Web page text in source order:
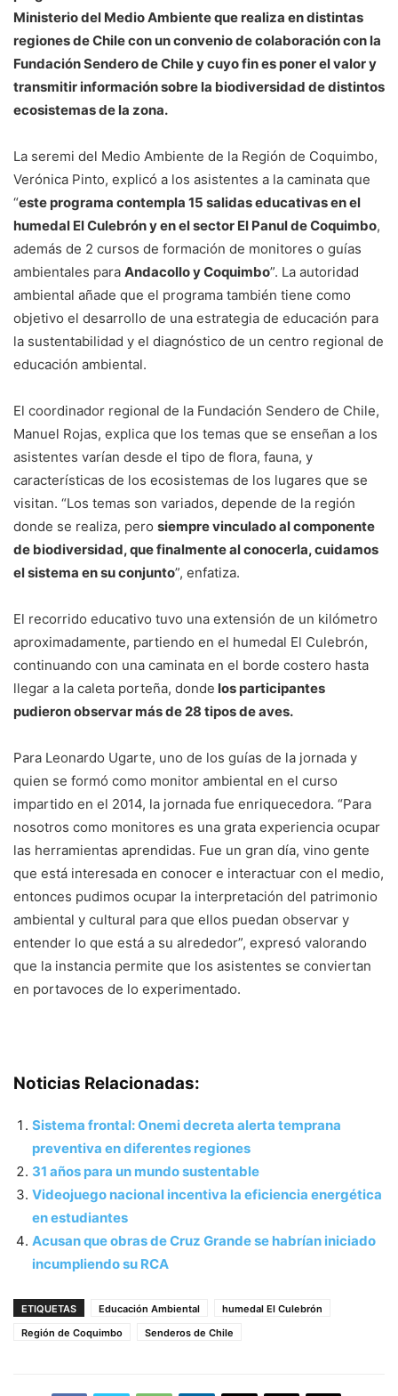
Ministerio del Medio Ambiente que realiza en distintas
regiones de Chile con un convenio de colaboración con la
Fundación Sendero de Chile y cuyo fin es poner el valor y
transmitir información sobre la biodiversidad de distintos
ecosistemas de la zona.
La seremi del Medio Ambiente de la Región de Coquimbo,
Verónica Pinto, explicó a los asistentes a la caminata que
“este programa contempla 15 salidas educativas en el
humedal El Culebrón y en el sector El Panul de Coquimbo,
además de 2 cursos de formación de monitores o guías
ambientales para Andacollo y Coquimbo”. La autoridad
ambiental añade que el programa también tiene como
objetivo el desarrollo de una estrategia de educación para
la sustentabilidad y el diagnóstico de un centro regional de
educación ambiental.
El coordinador regional de la Fundación Sendero de Chile,
Manuel Rojas, explica que los temas que se enseñan a los
asistentes varían desde el tipo de flora, fauna, y
características de los ecosistemas de los lugares que se
visitan. “Los temas son variados, depende de la región
donde se realiza, pero siempre vinculado al componente
de biodiversidad, que finalmente al conocerla, cuidamos
el sistema en su conjunto”, enfatiza.
El recorrido educativo tuvo una extensión de un kilómetro
aproximadamente, partiendo en el humedal El Culebrón,
continuando con una caminata en el borde costero hasta
llegar a la caleta porteña, donde los participantes
pudieron observar más de 28 tipos de aves.
Para Leonardo Ugarte, uno de los guías de la jornada y
quien se formó como monitor ambiental en el curso
impartido en el 2014, la jornada fue enriquecedora. “Para
nosotros como monitores es una grata experiencia ocupar
las herramientas aprendidas. Fue un gran día, vino gente
que está interesada en conocer e interactuar con el medio,
entonces pudimos ocupar la interpretación del patrimonio
ambiental y cultural para que ellos puedan observar y
entender lo que está a su alrededor”, expresó valorando
que la instancia permite que los asistentes se conviertan
en portavoces de lo experimentado.
Noticias Relacionadas:
Sistema frontal: Onemi decreta alerta temprana
preventiva en diferentes regiones
31 años para un mundo sustentable
Videojuego nacional incentiva la eficiencia energética
en estudiantes
Acusan que obras de Cruz Grande se habrían iniciado
incumpliendo su RCA
ETIQUETAS Educación Ambiental
humedal El Culebrón
Región de Coquimbo
Senderos de Chile